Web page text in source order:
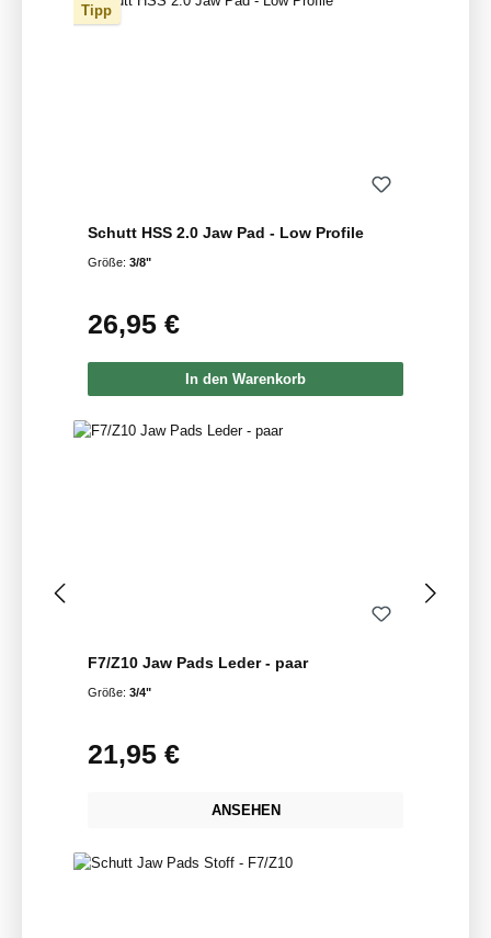
Tipp
Schutt HSS 2.0 Jaw Pad - Low Profile
Größe: 3/8"
Regulärer Preis:
26,95 €
In den Warenkorb
F7/Z10 Jaw Pads Leder - paar
Größe: 3/4"
Regulärer Preis:
21,95 €
ANSEHEN